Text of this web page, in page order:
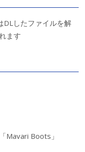
DLしたファイルを解
ます
Mavari Boots」